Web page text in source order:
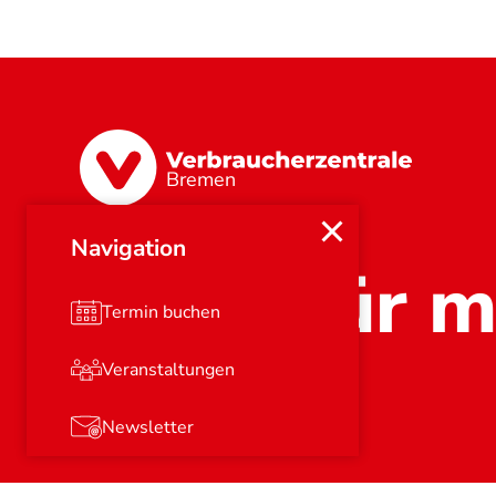
Navigation
Termin buchen
Veranstaltungen
Newsletter
Bremen
Stark für